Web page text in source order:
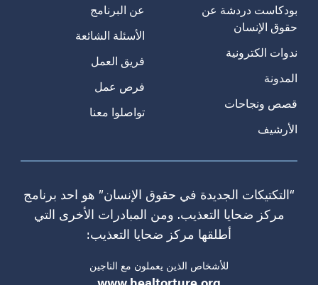
بودكاست دردشة عن
حقوق الإنسان
ندوات الكترونية
المدونة
قصص ونجاحات
الأرشيف
عن البرنامج
الأسئلة الشائعة
فريق العمل
فرص عمل
تواصلوا معنا
“التكتيكات الجديدة في حقوق الإنسان” هو احد برنامج
مركز ضحايا التعذيب. ومن المبادرات الأخرى التي
أطلقها مركز ضحايا التعذيب:
للأشخاص الذين يعملون مع الناجين